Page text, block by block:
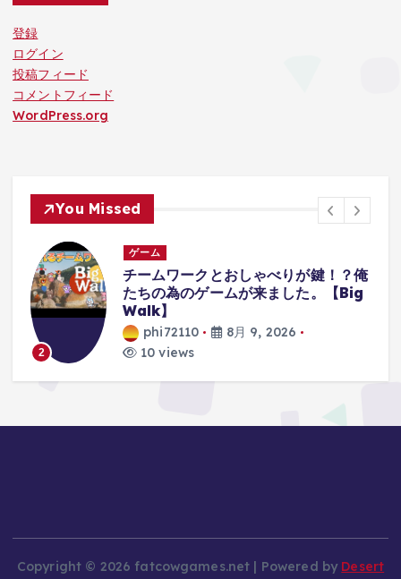
登録
ログイン
投稿フィード
コメントフィード
WordPress.org
You Missed
3
ゲーム
【レトロゲーム】機動戦士Zガンダム
エゥーゴvs.ティターンズ
PlayStation2 【ゆっくり実況】
phi72110
8月 9, 2026
10 views
Copyright © 2026 fatcowgames.net | Powered by Desert